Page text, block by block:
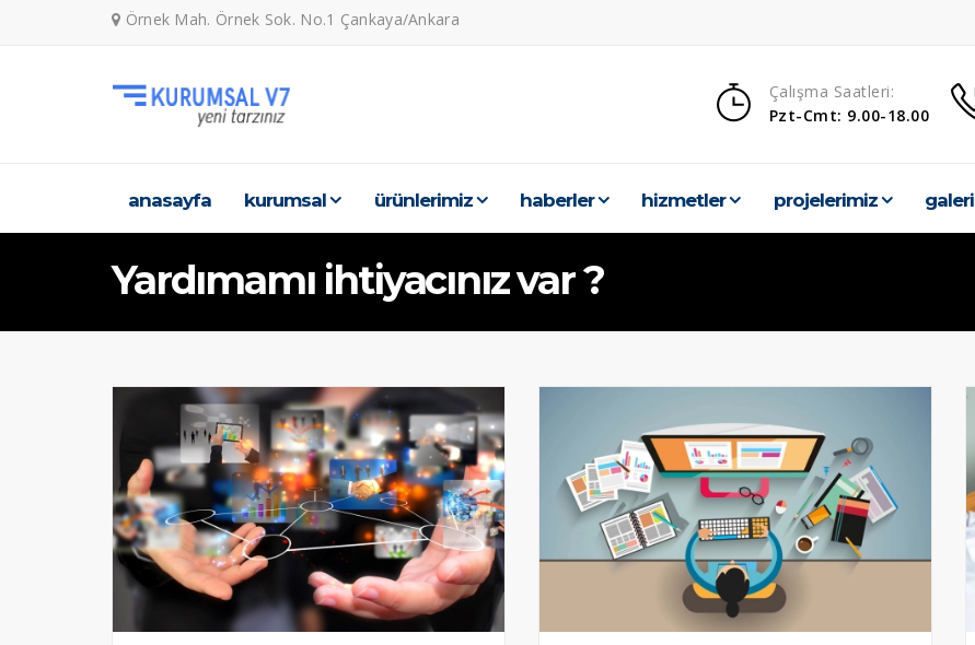
Örnek Mah. Örnek Sok. No.1 Çankaya/Ankara
Çalışma Saatleri:
Pzt-Cmt: 9.00-18.00
anasayfa kurumsal ürünleri̇mi̇z haberler hi̇zmetler projeleri̇mi̇z galeri̇
Yardımamı ihtiyacınız var ?